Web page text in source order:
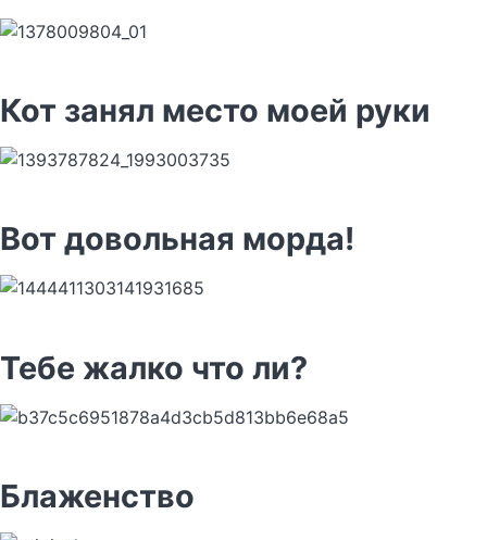
Кот занял место моей руки
Вот довольная морда!
Тебе жалко что ли?
Блаженство